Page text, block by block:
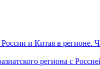
и Китая в регионе.
региона с